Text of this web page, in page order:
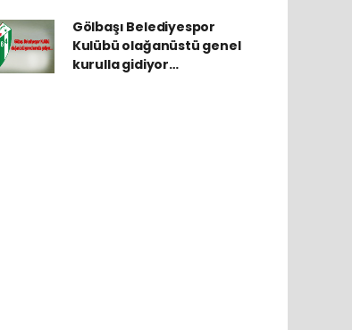
Gölbaşı Belediyespor
Kulübü olağanüstü genel
kurulla gidiyor…